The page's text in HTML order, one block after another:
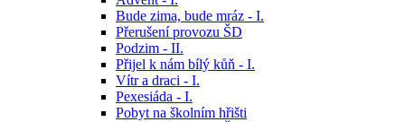
Bude zima, bude mráz - I.
Přerušení provozu ŠD
Podzim - II.
Přijel k nám bílý kůň - I.
Vítr a draci - I.
Pexesiáda - I.
Pobyt na školním hřišti